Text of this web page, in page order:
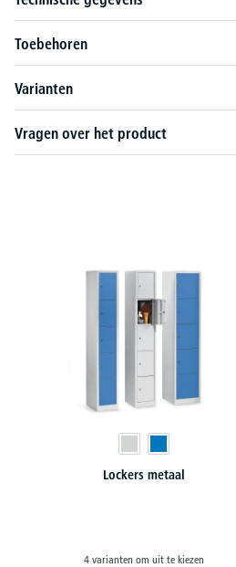
Toebehoren
Varianten
Vragen over het product
Lockers metaal
4 varianten om uit te kiezen